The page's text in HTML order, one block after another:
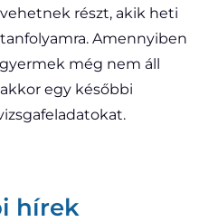
részt, akik heti
Amennyiben
még nem áll
egy későbbi
hírek